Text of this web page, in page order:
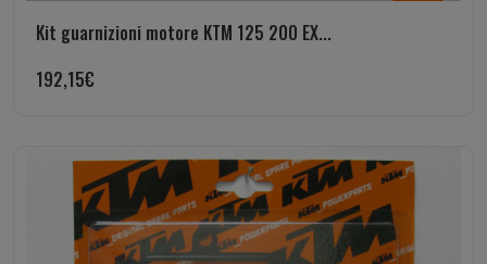
Kit guarnizioni motore KTM 125 200 EX...
192,15€